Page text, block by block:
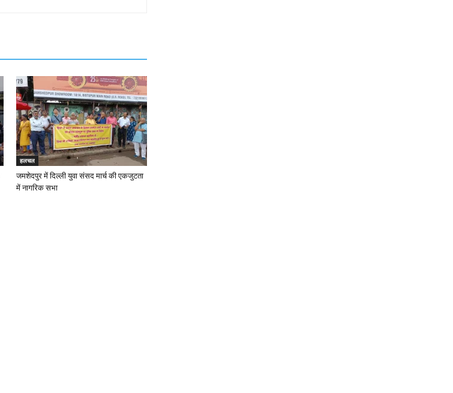
हलचल
जमशेदपुर में दिल्ली युवा संसद मार्च की एकजुटता
में नागरिक सभा